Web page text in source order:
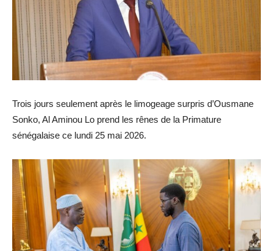
Trois jours seulement après le limogeage surpris d’Ousmane
Sonko, Al Aminou Lo prend les rênes de la Primature
sénégalaise ce lundi 25 mai 2026.